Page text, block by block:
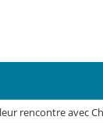
rencontre avec